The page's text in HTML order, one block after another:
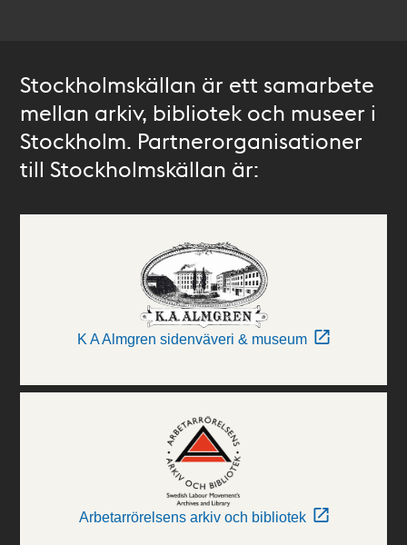
Stockholmskällan är ett samarbete
mellan arkiv, bibliotek och museer i
Stockholm. Partnerorganisationer
till Stockholmskällan är:
K A Almgren sidenväveri & museum
Arbetarrörelsens arkiv och bibliotek